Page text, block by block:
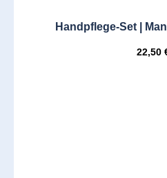
Handpflege-Set |
22,50